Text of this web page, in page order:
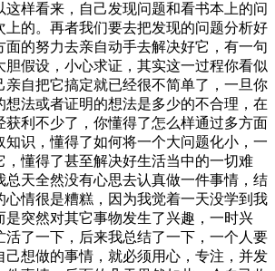
这样看来，自己发现问题和看书本上的问
上的。再者我们要去把发现的问题分析好
面的努力去亲自动手去解决好它，有一句
胆假设，小心求证，其实这一过程你看似
亲自把它搞定就已经很不简单了，一旦你
想法或者证明的想法是多少的不合理，在
获利不少了，你懂得了怎么样通过多方面
知识，懂得了如何将一个大问题化小，一
，懂得了甚至解决好生活当中的一切难
总天全然没有心思去认真做一件事情，结
心情很是糟糕，因为我觉着一天没学到我
是突然对其它事物发生了兴趣，一时兴
活了一下，后来我总结了一下，一个人要
己想做的事情，就必须用心，专注，并发